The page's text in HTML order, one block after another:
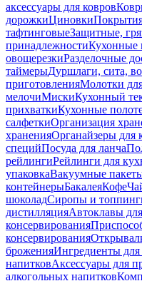
аксессуары для ковров
дорожкиЦиновки
тафтинговыеЗащитные,
принадлежностиКухонные
овощерезкиРазделочные
таймерыДуршлаги, сита,
приготовленияМолотки
мелочиМискиКухонный
прихваткиКухонные
салфеткиОрганизация
храненияОрганайзеры для
специйПосуда для ланча
рейлингиРейлинги для
упаковкаВакуумные
контейнерыБакалеяКофе
шоколадСиропы и
дистилляцияАвтоклавы
консервирования
консервирования
броженияИнгредиенты для
напитковАксессуары для
алкогольных напитков